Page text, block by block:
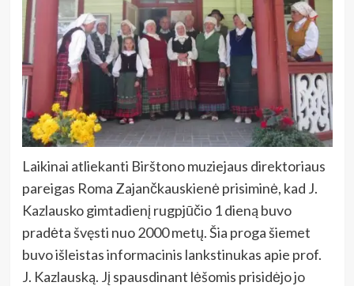
Laikinai atliekanti Birštono muziejaus direktoriaus
pareigas Roma Zajančkauskienė prisiminė, kad J.
Kazlausko gimtadienį rugpjūčio 1 dieną buvo
pradėta švęsti nuo 2000 metų. Šia proga šiemet
buvo išleistas informacinis lankstinukas apie prof.
J. Kazlauską. Jį spausdinant lėšomis prisidėjo jo